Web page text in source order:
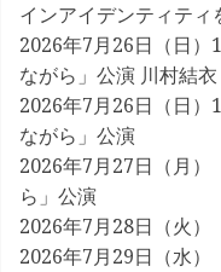
インアイデンティティ
2026年7月26日（日）
ながら」公演 川村結
2026年7月26日（日）
ながら」公演
2026年7月27日（月）
ら」公演
2026年7月28日（火）
2026年7月29日（水）